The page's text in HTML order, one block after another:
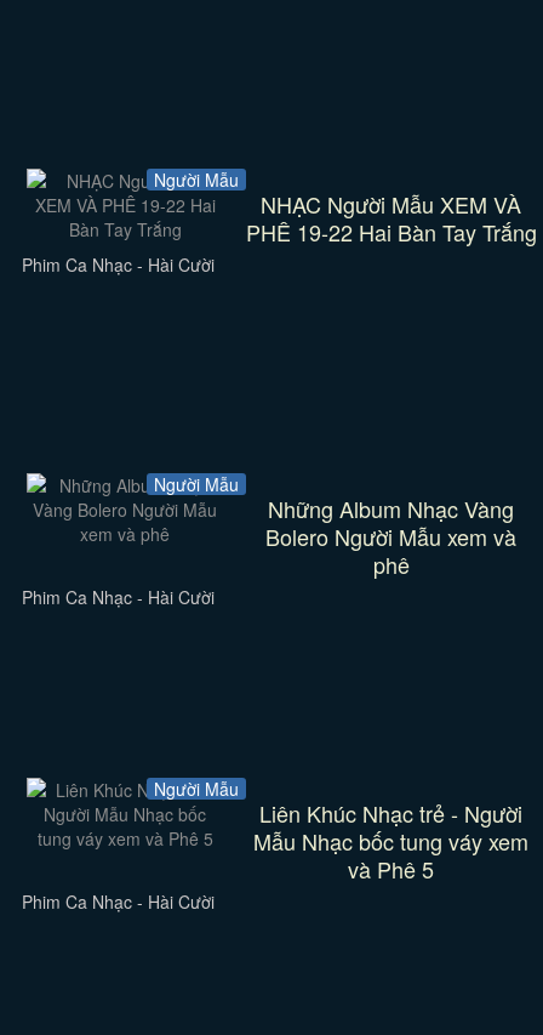
Người Mẫu
NHẠC Người Mẫu XEM VÀ
PHÊ 19-22 Hai Bàn Tay Trắng
Phim Ca Nhạc - Hài Cười
Người Mẫu
Những Album Nhạc Vàng
Bolero Người Mẫu xem và
phê
Phim Ca Nhạc - Hài Cười
Người Mẫu
Liên Khúc Nhạc trẻ - Người
Mẫu Nhạc bốc tung váy xem
và Phê 5
Phim Ca Nhạc - Hài Cười